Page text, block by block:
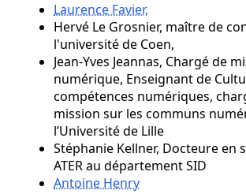
Laurence Favier,
Hervé Le Grosnier, maître de
l'université de Coen,
Jean-Yves Jeannas, Chargé de
numérique, Enseignant de
compétences numériques,
mission sur les communs
l’Université de Lille
Stéphanie Kellner, Docteure en
ATER au département SID
Antoine Henry